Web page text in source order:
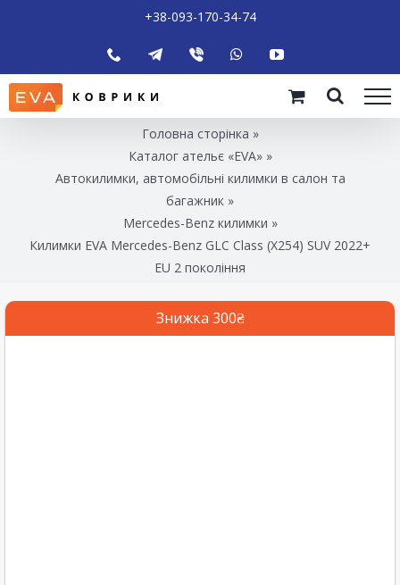
+38-093-170-34-74
Головна сторінка »
Каталог ательє «EVA»»
Автокилимки, автомобільні килимки в салон та
багажник »
Mercedes-Benz килимки »
Килимки EVA Mercedes-Benz GLC Class (X254) SUV 2022+
EU 2 покоління
Знижка 300₴